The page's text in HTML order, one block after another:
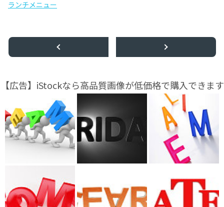
ランチメニュー
【広告】iStockなら高品質画像が低価格で購入できます